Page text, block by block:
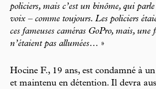
policiers, mais c’est un binôme, qui parle
voix – comme toujours. Les policiers
ces fameuses caméras GoPro, mais, une
n’étaient pas allumées… »
Hocine F., 19 ans, est condamné à
et maintenu en détention. Il devra